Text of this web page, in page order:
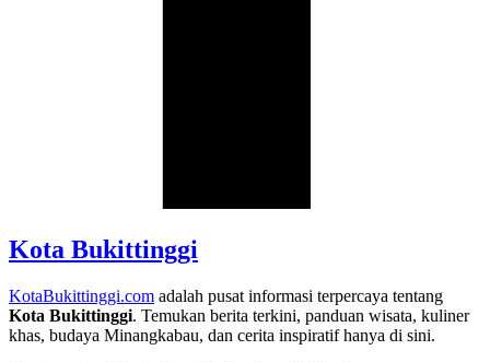
Kota Bukittinggi
KotaBukittinggi.com adalah pusat informasi terpercaya tentang
Kota Bukittinggi. Temukan berita terkini, panduan wisata, kuliner
khas, budaya Minangkabau, dan cerita inspiratif hanya di sini.